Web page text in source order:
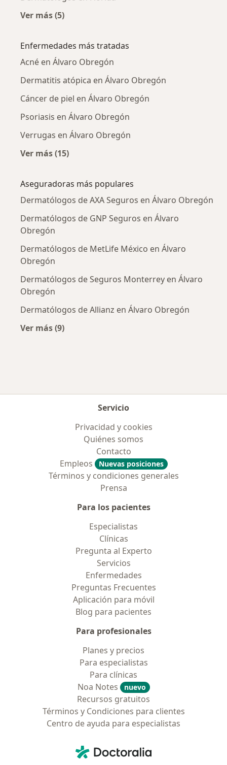
Ver más (5)
Enfermedades más tratadas
Acné en Álvaro Obregón
Dermatitis atópica en Álvaro Obregón
Cáncer de piel en Álvaro Obregón
Psoriasis en Álvaro Obregón
Verrugas en Álvaro Obregón
Ver más (15)
Aseguradoras más populares
Dermatólogos de AXA Seguros en Álvaro Obregón
Dermatólogos de GNP Seguros en Álvaro
Obregón
Dermatólogos de MetLife México en Álvaro
Obregón
Dermatólogos de Seguros Monterrey en Álvaro
Obregón
Dermatólogos de Allianz en Álvaro Obregón
Ver más (9)
Servicio
Privacidad y cookies
Quiénes somos
Contacto
Empleos
Nuevas posiciones
Términos y condiciones generales
Prensa
Para los pacientes
Especialistas
Clínicas
Pregunta al Experto
Servicios
Enfermedades
Preguntas Frecuentes
Aplicación para móvil
Blog para pacientes
Para profesionales
Planes y precios
Para especialistas
Para clínicas
Noa Notes
nuevo
Recursos gratuitos
Términos y Condiciones para clientes
Centro de ayuda para especialistas
Doctoralia - Página de inicio